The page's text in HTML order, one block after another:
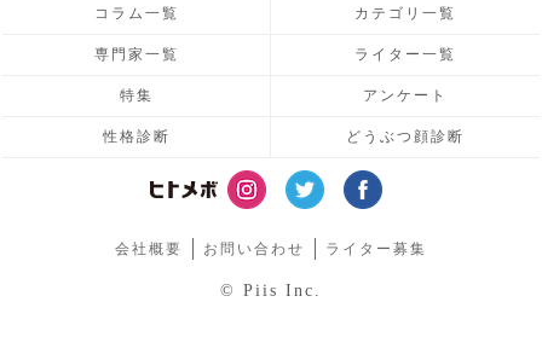
コラム一覧 カテゴリ一覧
専門家一覧 ライター一覧
特集 アンケート
性格診断 どうぶつ顔診断
会社概要 お問い合わせ ライター募集
© Piis Inc.